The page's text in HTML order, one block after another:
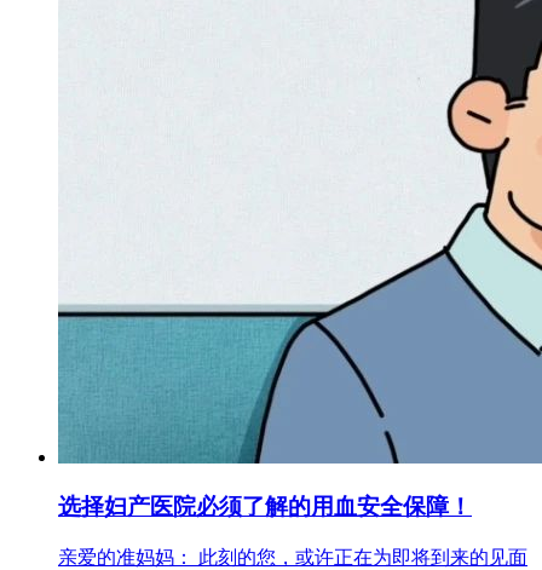
选择妇产医院必须了解的用血安全保障！
亲爱的准妈妈： 此刻的您，或许正在为即将到来的见面